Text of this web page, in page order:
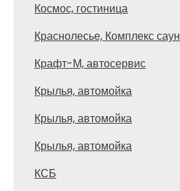
Космос, гостиница
Краснолесье, Комплекс саун
Крафт-М, автосервис
Крылья, автомойка
Крылья, автомойка
Крылья, автомойка
КСБ